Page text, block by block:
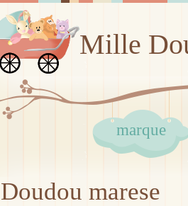
Mille
marque
Doudou marese